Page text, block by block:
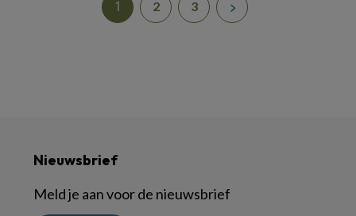
1 2 3
Nieuwsbrief
Meld je aan voor de nieuwsbrief